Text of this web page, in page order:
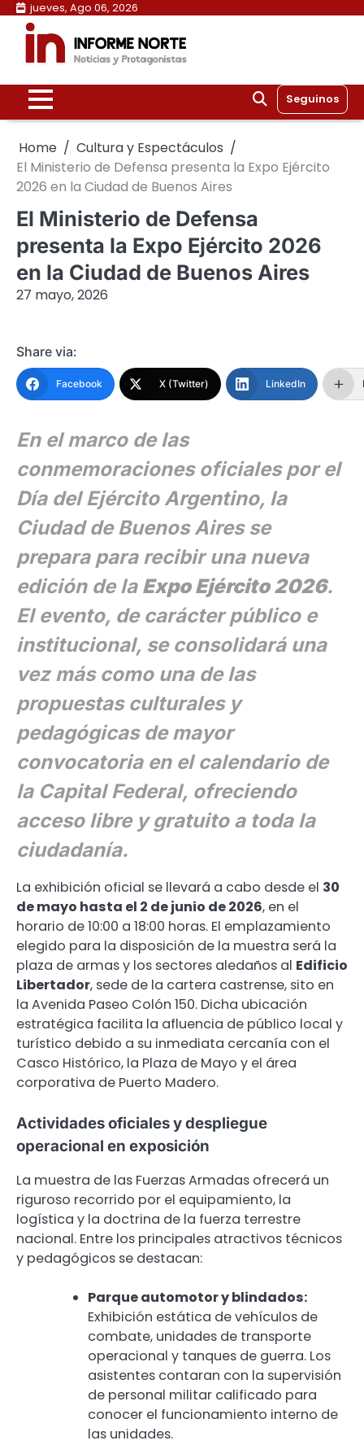
Skip
content
jueves, Ago 06, 2026
Seguinos
Home
Cultura y Espectáculos
El Ministerio de Defensa presenta la Expo Ejército
2026 en la Ciudad de Buenos Aires
El Ministerio de Defensa
presenta la Expo Ejército 2026
en la Ciudad de Buenos Aires
27 mayo, 2026
Share via:
Facebook X (Twitter) LinkedIn
En el marco de las
conmemoraciones oficiales por el
Día del Ejército Argentino, la
Ciudad de Buenos Aires se
prepara para recibir una nueva
edición de la Expo Ejército 2026.
El evento, de carácter público e
institucional, se consolidará una
vez más como una de las
propuestas culturales y
pedagógicas de mayor
convocatoria en el calendario de
la Capital Federal, ofreciendo
acceso libre y gratuito a toda la
ciudadanía.
La exhibición oficial se llevará a cabo desde el 30
de mayo hasta el 2 de junio de 2026, en el
horario de 10:00 a 18:00 horas. El emplazamiento
elegido para la disposición de la muestra será la
plaza de armas y los sectores aledaños al Edificio
Libertador, sede de la cartera castrense, sito en
la Avenida Paseo Colón 150. Dicha ubicación
estratégica facilita la afluencia de público local y
turístico debido a su inmediata cercanía con el
Casco Histórico, la Plaza de Mayo y el área
corporativa de Puerto Madero.
Actividades oficiales y despliegue
operacional en exposición
La muestra de las Fuerzas Armadas ofrecerá un
riguroso recorrido por el equipamiento, la
logística y la doctrina de la fuerza terrestre
nacional. Entre los principales atractivos técnicos
y pedagógicos se destacan:
Parque automotor y blindados:
Exhibición estática de vehículos de
combate, unidades de transporte
operacional y tanques de guerra. Los
asistentes contaran con la supervisión
de personal militar calificado para
conocer el funcionamiento interno de
las unidades.